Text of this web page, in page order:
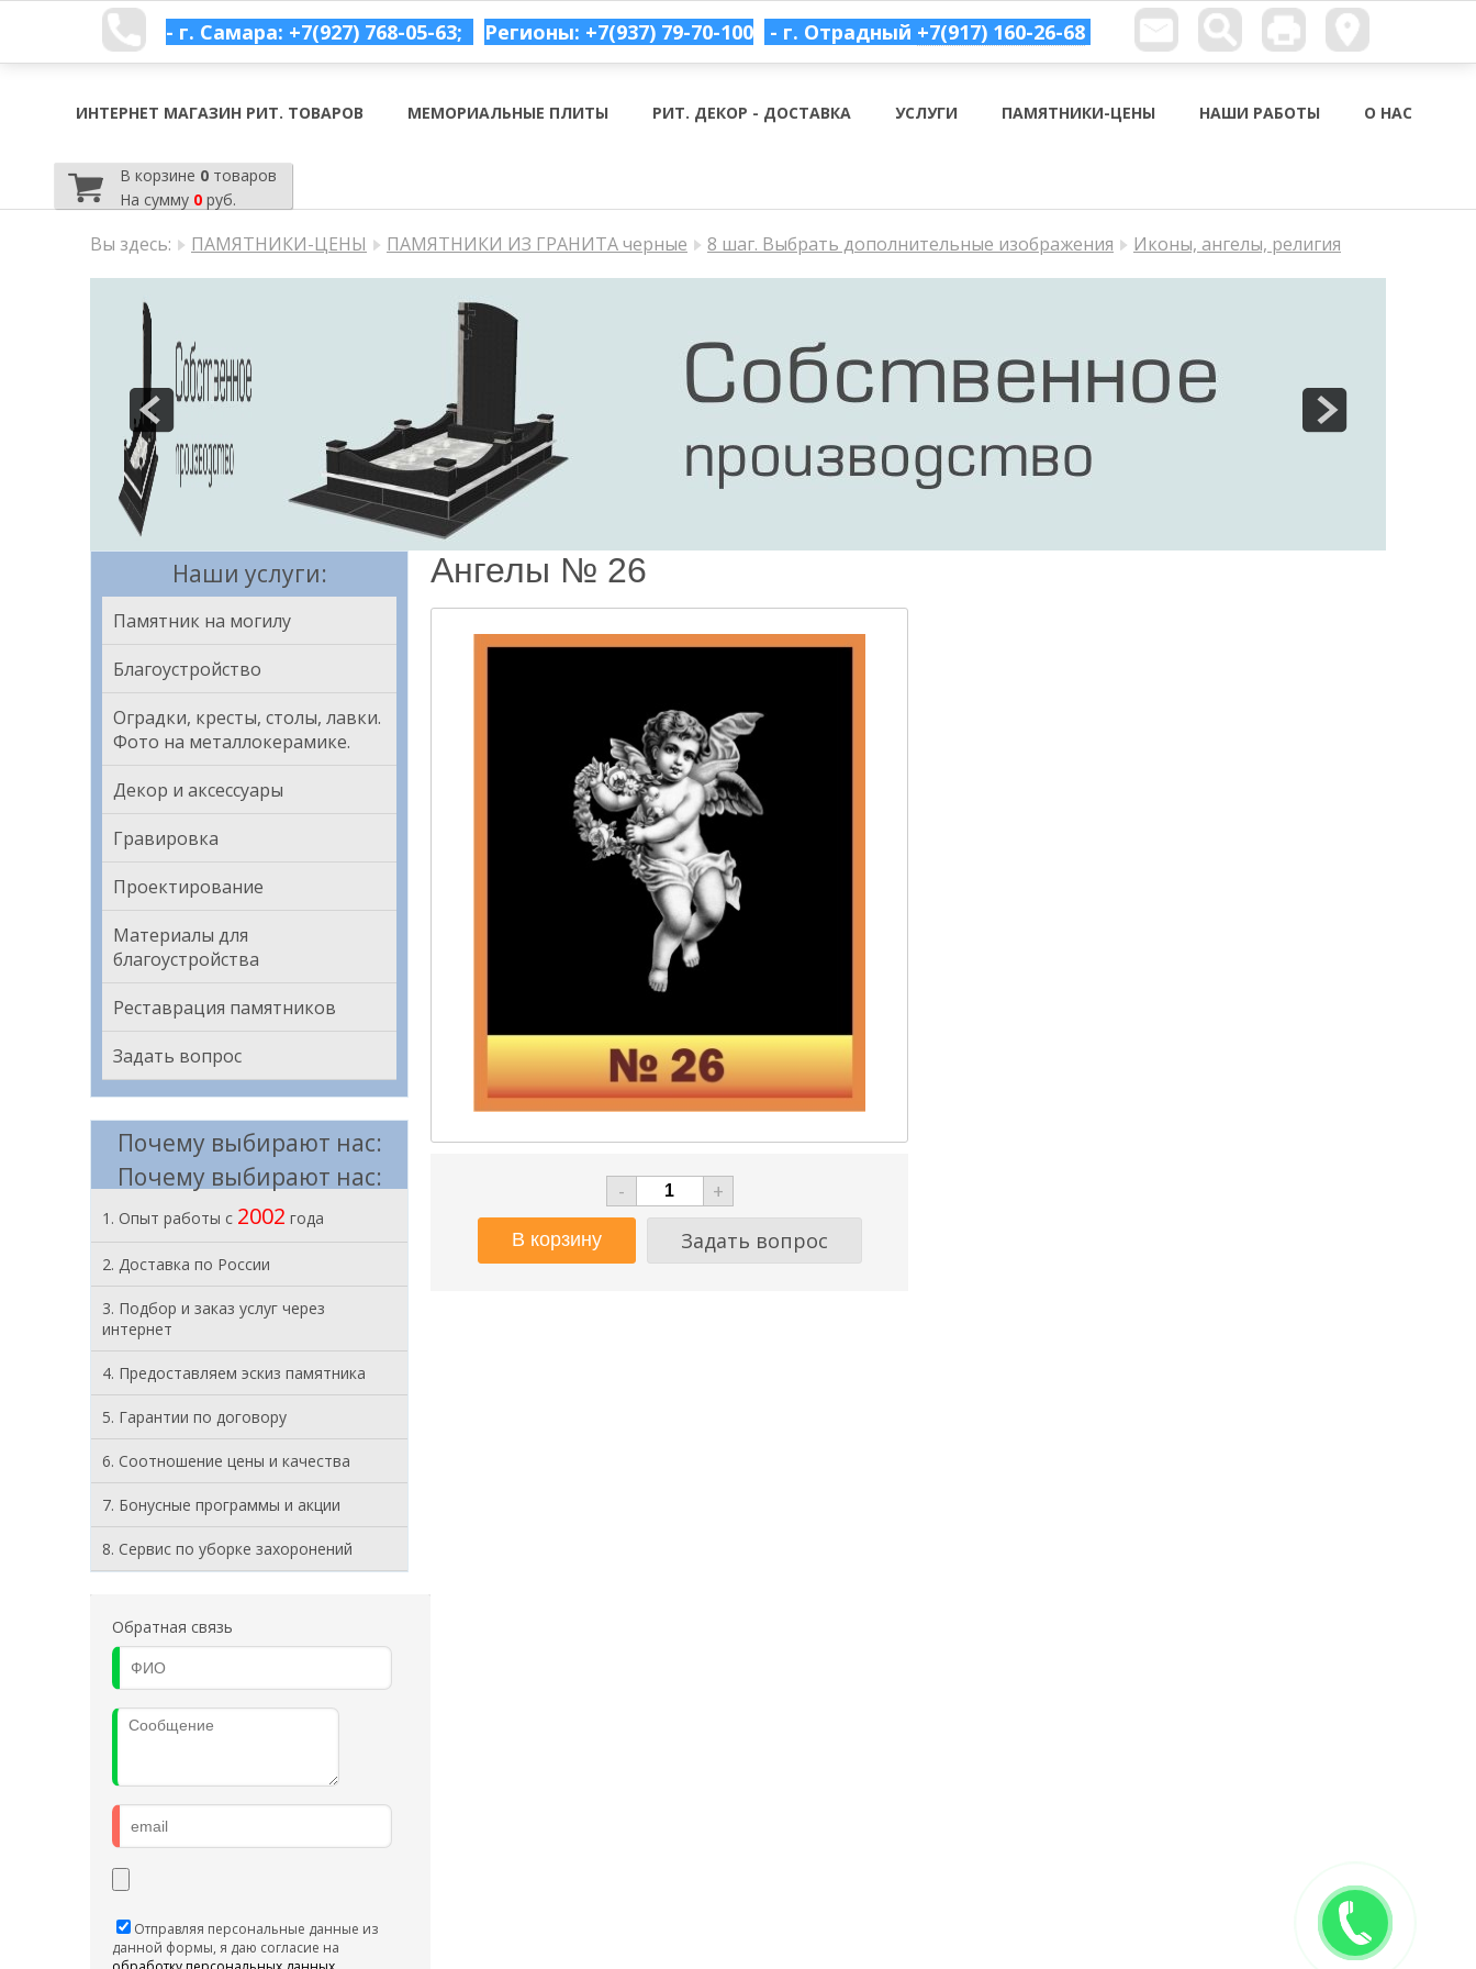
- г. Самара: +7(927) 768-05-63; Регионы: +7(937) 79-70-100 - г. Отрадный +7(917) 160-26-68
ИНТЕРНЕТ МАГАЗИН РИТ. ТОВАРОВ МЕМОРИАЛЬНЫЕ ПЛИТЫ РИТ. ДЕКОР - ДОСТАВКА УСЛУГИ ПАМЯТНИКИ-ЦЕНЫ НАШИ РАБОТЫ О НАС
В корзине 0товаров
На сумму 0руб.
Вы здесь: ПАМЯТНИКИ-ЦЕНЫ ПАМЯТНИКИ ИЗ ГРАНИТА черные 8 шаг. Выбрать дополнительные изображения Иконы, ангелы, религия
Наши услуги:
Памятник на могилу
Благоустройство
Оградки, кресты, столы, лавки.
Фото на металлокерамике.
Декор и аксессуары
Гравировка
Проектирование
Материалы для
благоустройства
Реставрация памятников
Задать вопрос
Почему выбирают нас:
Почему выбирают нас:
1. Опыт работы с 2002 года
2. Доставка по России
3. Подбор и заказ услуг через
интернет
4. Предоставляем эскиз памятника
5. Гарантии по договору
6. Соотношение цены и качества
7. Бонусные программы и акции
8. Cервис по уборке захоронений
Обратная связь
Отправляя персональные данные из
данной формы, я даю согласие на
Ангелы № 26
-
+
Задать вопрос